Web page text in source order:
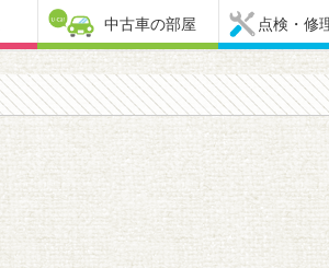
中古車の部屋 点検・修